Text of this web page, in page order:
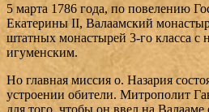
5 марта 1786 года, по повелению
Екатерины II, Валаамский
штатных монастырей 3-го класса с
игуменским.
Но главная миссия о. Назария
устроении обители. Митрополит
для того, чтобы он ввел на